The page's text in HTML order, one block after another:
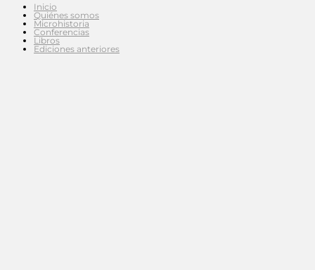
Inicio
Quiénes somos
Microhistoria
Conferencias
Libros
Ediciones anteriores